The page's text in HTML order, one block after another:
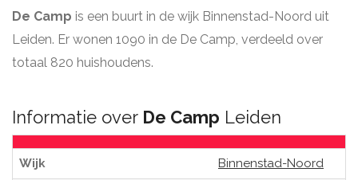
De Camp is een buurt in de wijk Binnenstad-Noord uit
Leiden. Er wonen 1090 in de De Camp, verdeeld over
totaal 820 huishoudens.
Informatie over De Camp Leiden
Wijk Binnenstad-Noord